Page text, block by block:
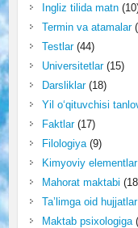
Ingliz tilida matn
Termin va atamalar
Testlar(44)
Universitetlar(15)
Darsliklar(18)
Yil o‘qituvchisi
Faktlar(17)
Filologiya(9)
Kimyoviy elementlar
Mahorat maktabi
Ta’limga oid hujjatlar
Maktab psixologiga